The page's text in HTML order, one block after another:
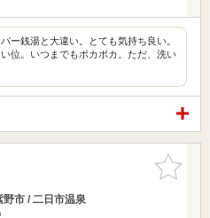
ー銭湯と大違い。とても気持ち良い。
位。いつまでもポカポカ。ただ、洗い
お気に入
りに追加
野市 / 二日市温泉